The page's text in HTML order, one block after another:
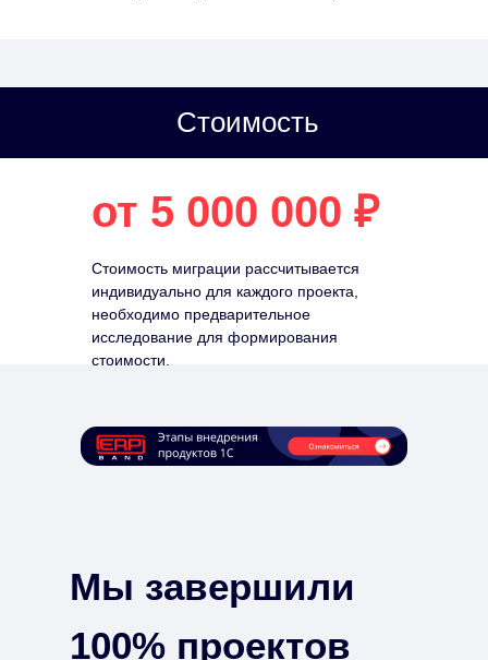
Стоимость
от 5 000 000 ₽
Стоимость миграции рассчитывается
индивидуально для каждого проекта,
необходимо предварительное
исследование для формирования
стоимости.
Мы завершили
100% проектов